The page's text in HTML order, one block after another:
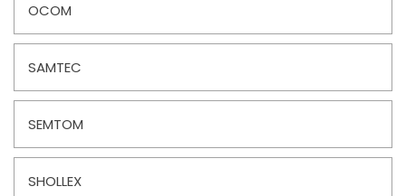
OCOM
SAMTEC
SEMTOM
SHOLLEX